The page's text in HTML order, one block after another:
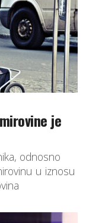
je
odnosno
u iznosu